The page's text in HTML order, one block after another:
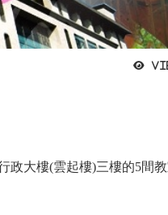
政大樓(雲起樓)三樓的5間